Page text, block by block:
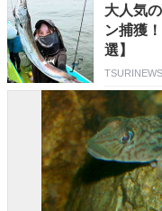
大人気
ン捕獲
選】
TSURINEWS